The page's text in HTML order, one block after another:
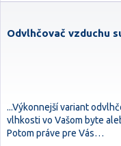
Odvlhčovač vzduchu
...Výkonnejší variant
vlhkosti vo Vašom byte
Potom práve pre Vás…